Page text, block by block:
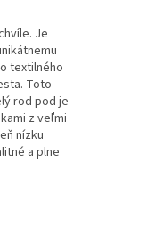
Je
textilného
Toto
rod pod je
z veľmi
nízku
a plne